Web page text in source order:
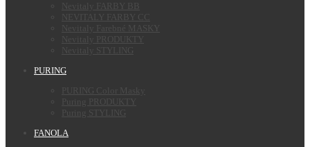
Nevitaly FARBY BB
NEVITALY FARBY CC
Nevitaly Farebné MASKY
Nevitaly PRODUKTY
Nevitaly STYLING
PURING
PURING Color Masky
Puring PRODUKTY
Puring STYLING
FANOLA